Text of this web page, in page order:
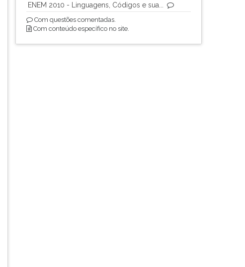
ENEM 2010 - Linguagens, Códigos e sua...
Com questões comentadas.
Com conteúdo específico no site.